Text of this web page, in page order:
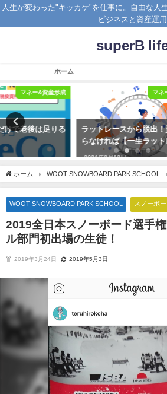
人生が変わった"キッカケ"を仕事に。自由な人
ビジネスと資産運用
superB
ホーム
マネー&資産形成
ラットレースから脱出！資産を作
らなければ【一生ラットレース】
2021年8月12日
与沢さ
けユニ
用】
ホーム WOOT SNOWBOARD PARK SCHOOL
手権 スロープスタイル部門初出場の生徒！
WOOT SNOWBOARD PARK SCHOOL スノーボー
2019全日本スノーボード選手
ル部門初出場の生徒！
2019年3月24日 2019年5月3日